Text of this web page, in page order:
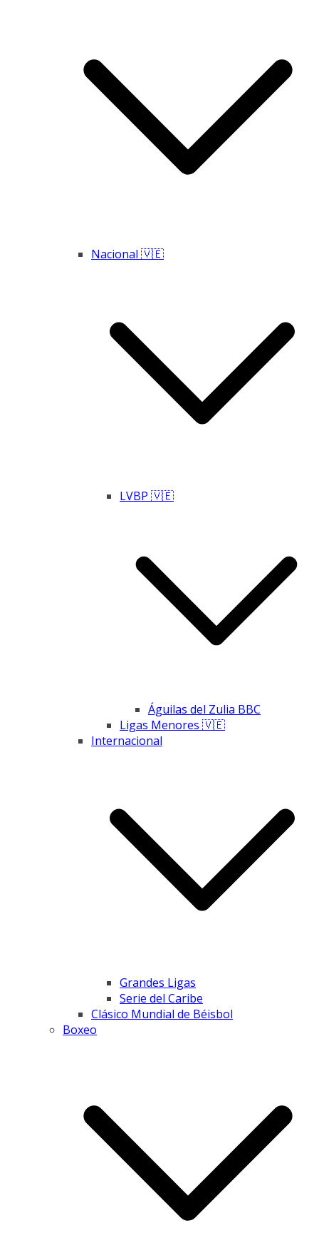
Nacional 🇻🇪
LVBP 🇻🇪
Águilas del Zulia BBC
Ligas Menores 🇻🇪
Internacional
Grandes Ligas
Serie del Caribe
Clásico Mundial de Béisbol
Boxeo